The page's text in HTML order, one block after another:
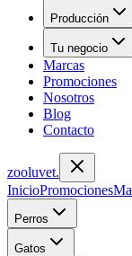
Producción
Tu negocio
Marcas
Promociones
Nosotros
Blog
Contacto
zooluvet.
InicioPromociones
Perros
Gatos